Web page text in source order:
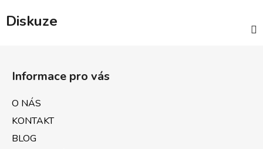
Diskuze
Informace pro vás
O NÁS
KONTAKT
BLOG